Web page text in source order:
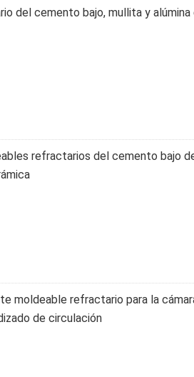
del cemento bajo, mullita y
refractarios del cemento bajo
moldeable refractario para la
de circulación